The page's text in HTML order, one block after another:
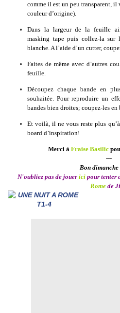
comme il est un peu transparent, il
couleur d’origine).
Dans la largeur de la feuille
masking tape puis collez-la
blanche. A l’aide d’un cutter,
Faites de même avec d’autres
feuille.
Découpez chaque bande en
souhaitée. Pour reproduire un
bandes bien droites; coupez-les en
Et voilà, il ne vous reste plus
board d’inspiration!
Merci à Fraise Basilic
---
Bon dimanche
N'oubliez pas de jouer ici pour tenter
Rome de